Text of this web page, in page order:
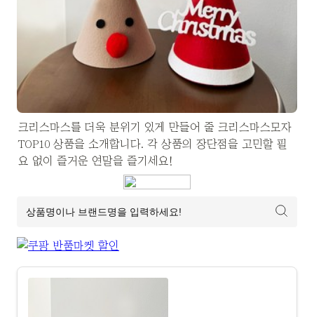
크리스마스를 더욱 분위기 있게 만들어 줄 크리스마스모자
TOP10 상품을 소개합니다. 각 상품의 장단점을 고민할 필
요 없이 즐거운 연말을 즐기세요!